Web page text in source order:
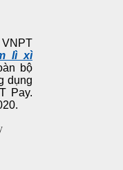
lì xì
bộ
dụng
Pay.